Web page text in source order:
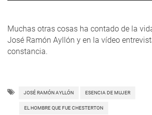
Muchas otras cosas ha contado de la
José Ramón Ayllón y en la vídeo
constancia.
JOSÉ RAMÓN AYLLÓN ESENCIA DE MUJER
EL HOMBRE QUE FUE CHESTERTON